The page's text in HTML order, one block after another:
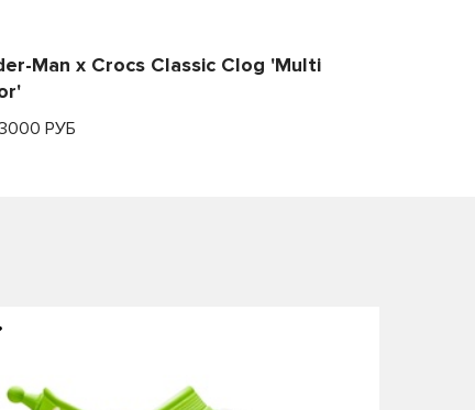
Man x Crocs Classic Clog 'Multi
РУБ